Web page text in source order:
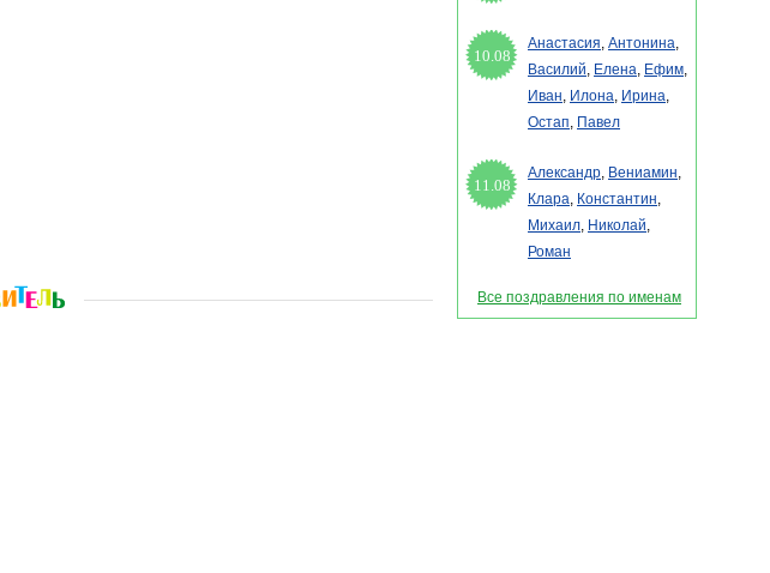
10.08
Анастасия, Антонина,
Василий, Елена, Ефим,
Иван, Илона, Ирина,
Остап, Павел
11.08
Александр, Вениамин,
Клара, Константин,
Михаил, Николай,
Роман
Все поздравления по именам